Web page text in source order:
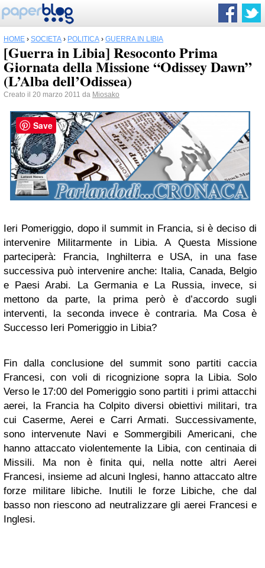
HOME › SOCIETÀ › POLITICA › GUERRA IN LIBIA
[Guerra in Libia] Resoconto Prima
Giornata della Missione “Odissey Dawn”
(L’Alba dell’Odissea)
Creato il 20 marzo 2011 da Miosako
Ieri Pomeriggio, dopo il summit in Francia, si è deciso di
intervenire Militarmente in Libia. A Questa Missione
parteciperà: Francia, Inghilterra e USA, in una fase
successiva può intervenire anche: Italia, Canada, Belgio
e Paesi Arabi. La Germania e La Russia, invece, si
mettono da parte, la prima però è d’accordo sugli
interventi, la seconda invece è contraria. Ma Cosa è
Successo Ieri Pomeriggio in Libia?
Fin dalla conclusione del summit sono partiti caccia
Francesi, con voli di ricognizione sopra la Libia. Solo
Verso le 17:00 del Pomeriggio sono partiti i primi attacchi
aerei, la Francia ha Colpito diversi obiettivi militari, tra
cui Caserme, Aerei e Carri Armati. Successivamente,
sono intervenute Navi e Sommergibili Americani, che
hanno attaccato violentemente la Libia, con centinaia di
Missili. Ma non è finita qui, nella notte altri Aerei
Francesi, insieme ad alcuni Inglesi, hanno attaccato altre
forze militare libiche. Inutili le forze Libiche, che dal
basso non riescono ad neutralizzare gli aerei Francesi e
Inglesi.
Save